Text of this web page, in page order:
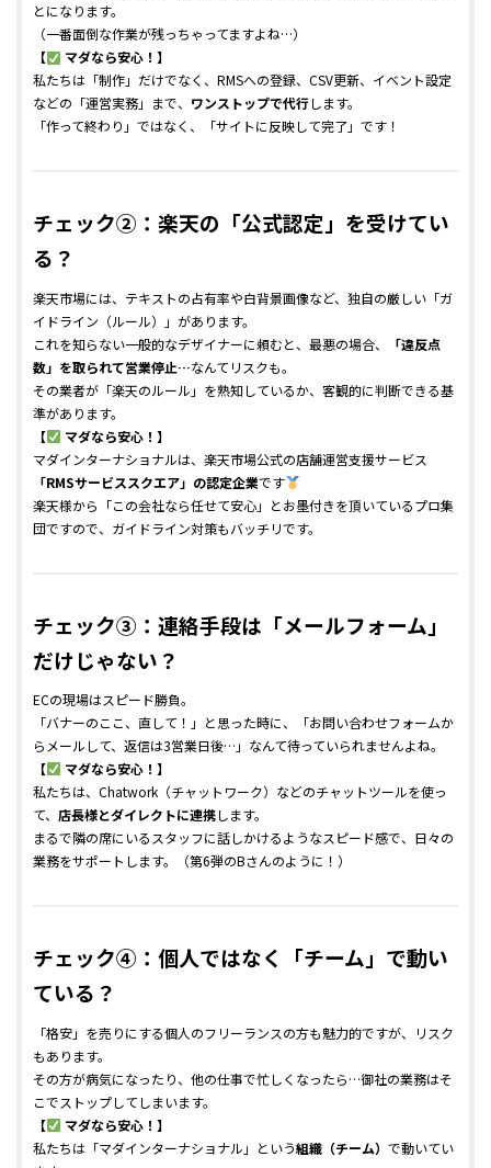
とになります。
（一番面倒な作業が残っちゃってますよね…）
【
マダなら安心！】
私たちは「制作」だけでなく、RMSへの登録、CSV更新、イベント設定
などの「運営実務」まで、 ワンストップで代行します。
「作って終わり」ではなく、「サイトに反映して完了」です！
チェック②：楽天の「公式認定」を受けてい
る？
楽天市場には、テキストの占有率や白背景画像など、独自の厳しい「ガ
イドライン（ルール）」があります。
これを知らない一般的なデザイナーに頼むと、最悪の場合、
「違反点
数」を取られて営業停止…なんてリスクも。
その業者が「楽天のルール」を熟知しているか、客観的に判断できる基
準があります。
【
マダなら安心！】
マダインターナショナルは、楽天市場公式の店舗運営支援サービス
「RMSサービススクエア」の認定企業です
楽天様から「この会社なら任せて安心」とお墨付きを頂いているプロ集
団ですので、ガイドライン対策もバッチリです。
チェック③：連絡手段は「メールフォーム」
だけじゃない？
ECの現場はスピード勝負。
「バナーのここ、直して！」と思った時に、「お問い合わせフォームか
らメールして、返信は3営業日後…」なんて待っていられませんよね。
【
マダなら安心！】
私たちは、Chatwork（チャットワーク）などのチャットツールを使っ
て、 店長様とダイレクトに連携します。
まるで隣の席にいるスタッフに話しかけるようなスピード感で、日々の
業務をサポートします。（第6弾のBさんのように！）
チェック④：個人ではなく「チーム」で動い
ている？
「格安」を売りにする個人のフリーランスの方も魅力的ですが、リスク
もあります。
その方が病気になったり、他の仕事で忙しくなったら…御社の業務はそ
こでストップしてしまいます。
【
マダなら安心！】
私たちは「マダインターナショナル」という組織（チーム） で動いてい